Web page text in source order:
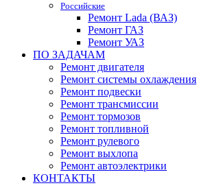
Российские
Ремонт Lada (ВАЗ)
Ремонт ГАЗ
Ремонт УАЗ
ПО ЗАДАЧАМ
Ремонт двигателя
Ремонт системы охлаждения
Ремонт подвески
Ремонт трансмиссии
Ремонт тормозов
Ремонт топливной
Ремонт рулевого
Ремонт выхлопа
Ремонт автоэлектрики
КОНТАКТЫ